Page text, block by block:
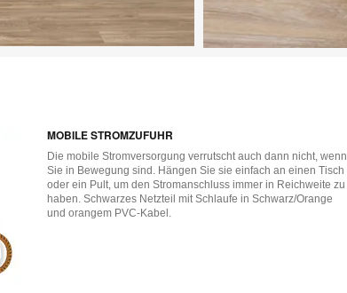
MOBILE STROMZUFUHR
Die mobile Stromversorgung verrutscht auch dann nicht, wenn
Sie in Bewegung sind. Hängen Sie sie einfach an einen Tisch
oder ein Pult, um den Stromanschluss immer in Reichweite zu
haben. Schwarzes Netzteil mit Schlaufe in Schwarz/Orange
und orangem PVC-Kabel.